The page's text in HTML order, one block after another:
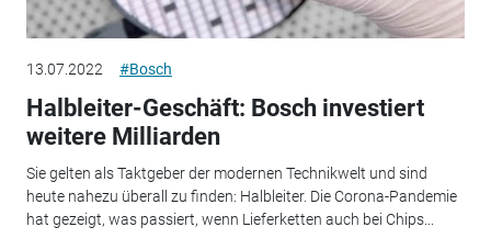
13.07.2022 #Bosch
Halbleiter-Geschäft: Bosch investiert
weitere Milliarden
Sie gelten als Taktgeber der modernen Technikwelt und sind
heute nahezu überall zu finden: Halbleiter. Die Corona-Pandemie
hat gezeigt, was passiert, wenn Lieferketten auch bei Chips...